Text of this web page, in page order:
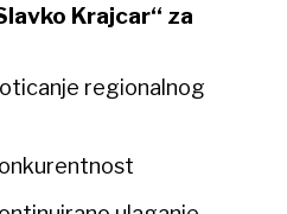
Krajcar‘‘ za
regionalnog